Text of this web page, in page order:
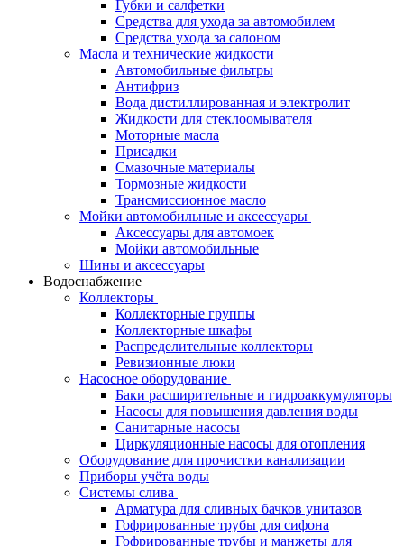
Губки и салфетки
Средства для ухода за автомобилем
Средства ухода за салоном
Масла и технические жидкости
Автомобильные фильтры
Антифриз
Вода дистиллированная и электролит
Жидкости для стеклоомывателя
Моторные масла
Присадки
Смазочные материалы
Тормозные жидкости
Трансмиссионное масло
Мойки автомобильные и аксессуары
Аксессуары для автомоек
Мойки автомобильные
Шины и аксессуары
Водоснабжение
Коллекторы
Коллекторные группы
Коллекторные шкафы
Распределительные коллекторы
Ревизионные люки
Насосное оборудование
Баки расширительные и гидроаккумуляторы
Насосы для повышения давления воды
Санитарные насосы
Циркуляционные насосы для отопления
Оборудование для прочистки канализации
Приборы учёта воды
Системы слива
Арматура для сливных бачков унитазов
Гофрированные трубы для сифона
Гофрированные трубы и манжеты для